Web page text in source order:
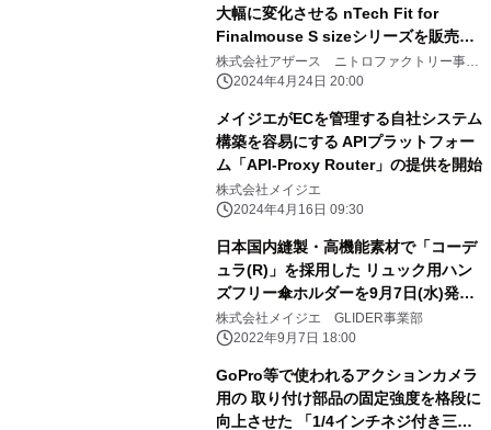
大幅に変化させる nTech Fit for
Finalmouse S sizeシリーズを販売開
始
株式会社アザース ニトロファクトリー事業
部 2024年4月24日 20:00
メイジエがECを管理する自社システム
構築を容易にする APIプラットフォー
ム「API-Proxy Router」の提供を開始
株式会社メイジエ
2024年4月16日 09:30
日本国内縫製・高機能素材で「コーデ
ュラ(R)」を採用した リュック用ハン
ズフリー傘ホルダーを9月7日(水)発
売 ～ 登山愛好家から大好評の リュ
ック用ハンズフリー傘ホルダーを全面
株式会社メイジエ GLIDER事業部
2022年9月7日 18:00
GoPro等で使われるアクションカメラ
用の 取り付け部品の固定強度を格段に
向上させた 「1/4インチネジ付き三脚